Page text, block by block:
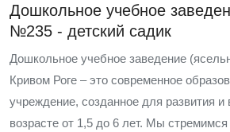
Дошкольное учебное
№235 - детский садик
Дошкольное учебное заведение
Кривом Роге – это современное
учреждение, созданное для развития и
возрасте от 1,5 до 6 лет. Мы стремимся